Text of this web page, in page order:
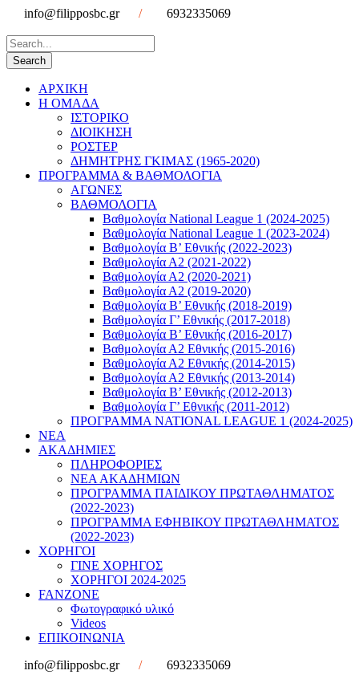
info@filipposbc.gr / 6932335069
ΑΡΧΙΚΗ
Η ΟΜΑΔΑ
ΙΣΤΟΡΙΚΟ
ΔΙΟΙΚΗΣΗ
ΡΟΣΤΕΡ
ΔΗΜΗΤΡΗΣ ΓΚΙΜΑΣ (1965-2020)
ΠΡΟΓΡΑΜΜΑ & ΒΑΘΜΟΛΟΓΙΑ
ΑΓΩΝΕΣ
ΒΑΘΜΟΛΟΓΙΑ
Βαθμολογία National League 1 (2024-2025)
Βαθμολογία National League 1 (2023-2024)
Βαθμολογία Β’ Εθνικής (2022-2023)
Βαθμολογία Α2 (2021-2022)
Βαθμολογία Α2 (2020-2021)
Βαθμολογία Α2 (2019-2020)
Βαθμολογία B’ Εθνικής (2018-2019)
Βαθμολογία Γ’ Εθνικής (2017-2018)
Βαθμολογία Β’ Εθνικής (2016-2017)
Βαθμολογία Α2 Εθνικής (2015-2016)
Βαθμολογία Α2 Εθνικής (2014-2015)
Βαθμολογία Α2 Εθνικής (2013-2014)
Βαθμολογία Β’ Εθνικής (2012-2013)
Βαθμολογία Γ’ Εθνικής (2011-2012)
ΠΡΟΓΡΑΜΜΑ NATIONAL LEAGUE 1 (2024-2025)
ΝΕΑ
ΑΚΑΔΗΜΙΕΣ
ΠΛΗΡΟΦΟΡΙΕΣ
ΝΕΑ ΑΚΑΔΗΜΙΩΝ
ΠΡΟΓΡΑΜΜΑ ΠΑΙΔΙΚΟΥ ΠΡΩΤΑΘΛΗΜΑΤΟΣ
(2022-2023)
ΠΡΟΓΡΑΜΜΑ ΕΦΗΒΙΚΟΥ ΠΡΩΤΑΘΛΗΜΑΤΟΣ
(2022-2023)
ΧΟΡΗΓΟΙ
ΓΙΝΕ ΧΟΡΗΓΟΣ
ΧΟΡΗΓΟΙ 2024-2025
FANZONE
Φωτογραφικό υλικό
Videos
ΕΠΙΚΟΙΝΩΝΙΑ
info@filipposbc.gr
/ 6932335069